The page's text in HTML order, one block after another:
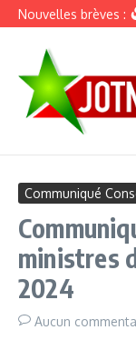
Aller au contenu
Nouvelles brèves :
Communiqué
ministres
2024
Aucun